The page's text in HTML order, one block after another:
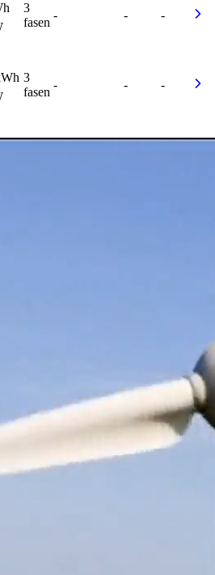
3
fasen
- - -
3
fasen
- - -